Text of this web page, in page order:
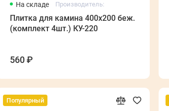
На складе Производитель:
Плитка для камина 400х200 беж.
(комплект 4шт.) КУ-220
560 ₽
Популярный